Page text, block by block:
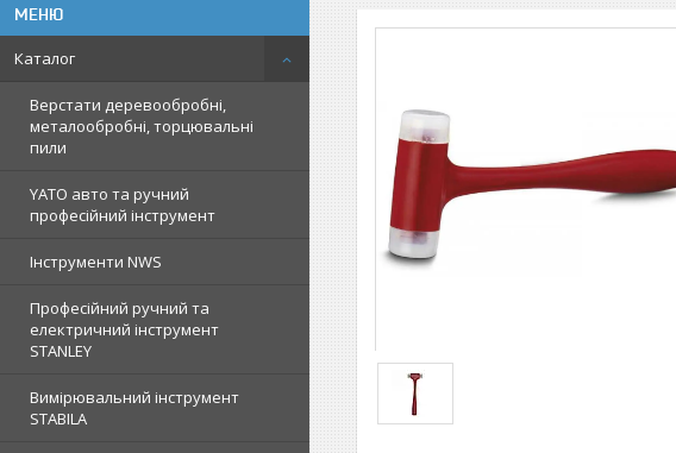
Каталог
Верстати деревообробні,
металообробні, торцювальні
пили
YATO авто та ручний
професійний інструмент
Інструменти NWS
Професійний ручний та
електричний інструмент
STANLEY
Вимірювальний інструмент
STABILA